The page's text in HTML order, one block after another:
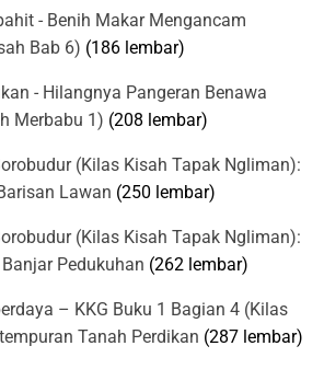
- Benih Makar Mengancam
Bab 6) (186 lembar)
- Hilangnya Pangeran Benawa
Merbabu 1) (208 lembar)
(Kilas Kisah Tapak Ngliman):
Lawan (250 lembar)
(Kilas Kisah Tapak Ngliman):
Pedukuhan (262 lembar)
– KKG Buku 1 Bagian 4 (Kilas
Tanah Perdikan (287 lembar)